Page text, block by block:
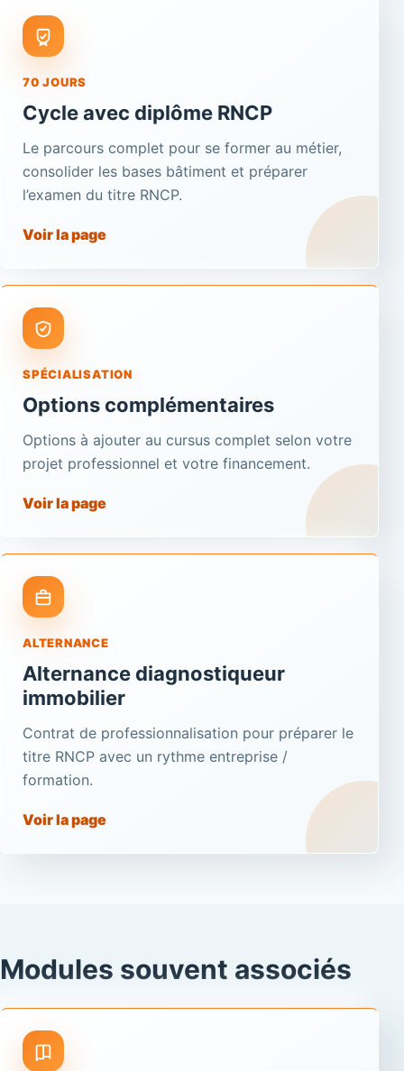
70 JOURS
Cycle avec diplôme RNCP
Le parcours complet pour se former au métier,
consolider les bases bâtiment et préparer
l’examen du titre RNCP.
Voir la page
SPÉCIALISATION
Options complémentaires
Options à ajouter au cursus complet selon votre
projet professionnel et votre financement.
Voir la page
ALTERNANCE
Alternance diagnostiqueur
immobilier
Contrat de professionnalisation pour préparer le
titre RNCP avec un rythme entreprise /
formation.
Voir la page
Modules souvent associés